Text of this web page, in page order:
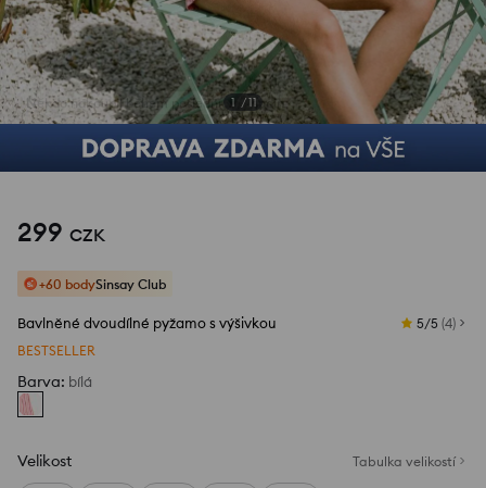
1 /11
299 CZK
+60 bodySinsay Club
Bavlněné dvoudílné pyžamo s výšivkou 5/5 (4)
BESTSELLER
Barva: bílá
Velikost Tabulka velikostí